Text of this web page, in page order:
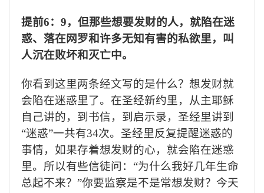
提前6： 9，但那些想要发财的人，就陷在迷
惑、落在网罗和许多无知有害的私欲里，叫
人沉在败坏和灭亡中。
你看到这里两条经文写的是什么？想发财就
会陷在迷惑里了。在圣经新约里，从主耶稣
自己讲的，到书信，到启示录，圣经里讲到
“迷惑”一共有34次。圣经里反复提醒迷惑的
事情，如果存着想发财的心，就会陷在迷惑
里。所以有些信徒问：“为什么我好几年生命
总起不来？”你要监察是不是常想发财？ 今天